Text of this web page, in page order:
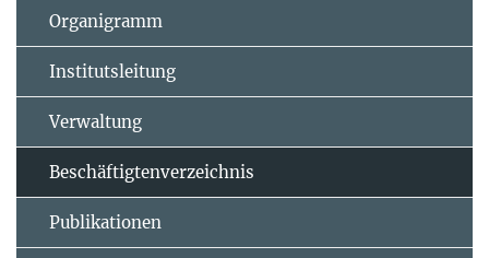
Organigramm
Institutsleitung
Verwaltung
Beschäftigtenverzeichnis
Publikationen